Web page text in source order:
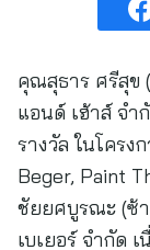
คุณสุธาร ศรีสุข
แอนด์ เฮ้าส์ จ
รางวัล ในโครง
Beger, Paint
ชัยยศบูรณะ (ซ้
เบเยอร์ จำกัด